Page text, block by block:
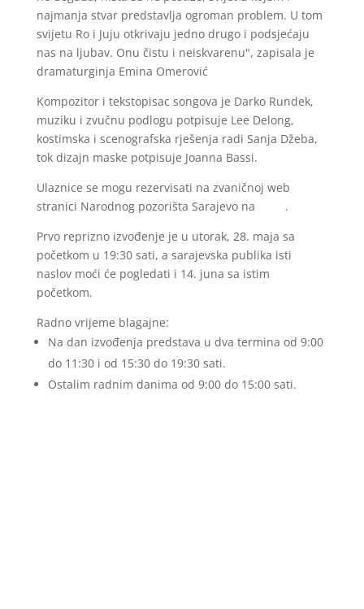
najmanja stvar predstavlja ogroman problem. U tom
svijetu Ro i Juju otkrivaju jedno drugo i podsjećaju
nas na ljubav. Onu čistu i neiskvarenu", zapisala je
dramaturginja Emina Omerović
Kompozitor i tekstopisac songova je Darko Rundek,
muziku i zvučnu podlogu potpisuje Lee Delong,
kostimska i scenografska rješenja radi Sanja Džeba,
tok dizajn maske potpisuje Joanna Bassi.
Ulaznice se mogu rezervisati na zvaničnoj web
stranici Narodnog pozorišta Sarajevo na
.
Prvo reprizno izvođenje je u utorak, 28. maja sa
početkom u 19:30 sati, a sarajevska publika isti
naslov moći će pogledati i 14. juna sa istim
početkom.
Radno vrijeme blagajne:
Na dan izvođenja predstava u dva termina od 9:00
do 11:30 i od 15:30 do 19:30 sati.
Ostalim radnim danima od 9:00 do 15:00 sati.